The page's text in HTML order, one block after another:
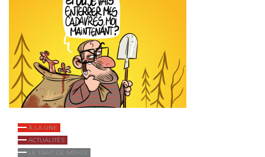
À LA UNE
ACTUALITÉS
LE TRAIT DE MEHDI